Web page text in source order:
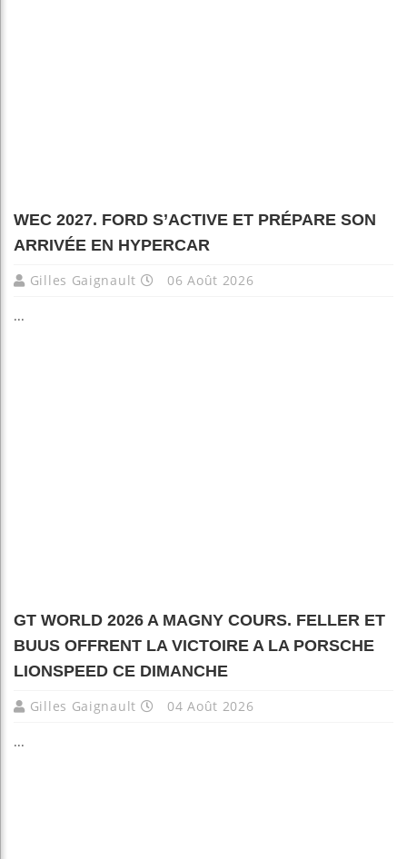
WEC 2027. FORD S’ACTIVE ET PRÉPARE SON
ARRIVÉE EN HYPERCAR
Gilles Gaignault 06 Août 2026
...
GT WORLD 2026 A MAGNY COURS. FELLER ET
BUUS OFFRENT LA VICTOIRE A LA PORSCHE
LIONSPEED CE DIMANCHE
Gilles Gaignault 04 Août 2026
...